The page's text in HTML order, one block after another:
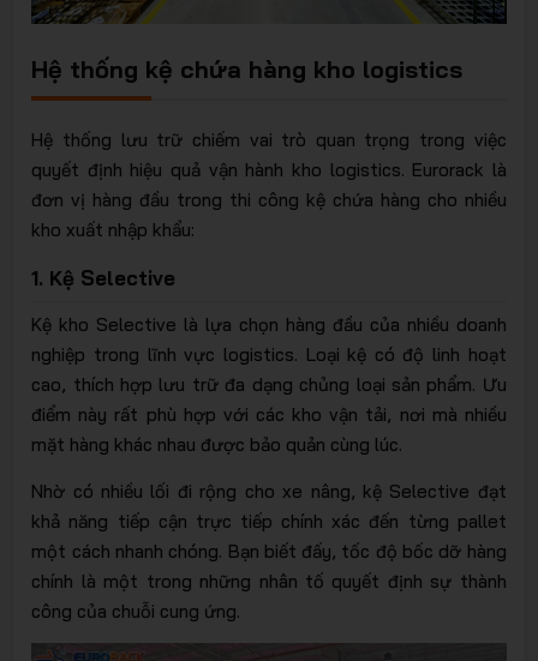
pháp lưu
trữ thông
minh
Hệ thống kệ chứa hàng kho logistics
Hệ thống lưu trữ chiếm vai trò quan trọng trong việc
quyết định hiệu quả vận hành kho logistics. Eurorack là
đơn vị hàng đầu trong thi công kệ chứa hàng cho nhiều
kho xuất nhập khẩu:
1. Kệ Selective
Kệ kho Selective là lựa chọn hàng đầu của nhiều doanh
nghiệp trong lĩnh vực logistics. Loại kệ có độ linh hoạt
cao, thích hợp lưu trữ đa dạng chủng loại sản phẩm. Ưu
điểm này rất phù hợp với các kho vận tải, nơi mà nhiều
mặt hàng khác nhau được bảo quản cùng lúc.
Nhờ có nhiều lối đi rộng cho xe nâng, kệ Selective đạt
khả năng tiếp cận trực tiếp chính xác đến từng pallet
một cách nhanh chóng. Bạn biết đấy, tốc độ bốc dỡ hàng
chính là một trong những nhân tố quyết định sự thành
công của chuỗi cung ứng.